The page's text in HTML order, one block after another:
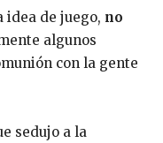
idea de juego, no
algunos
con la gente
sedujo a la